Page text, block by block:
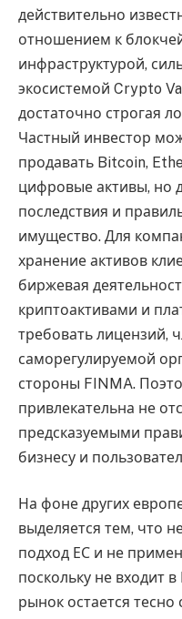
действительно
отношением к
инфраструктурой,
экосистемой Crypto
достаточно строгая
Частный инвестор
продавать Bitcoin,
цифровые активы, но
последствия и
имущество. Для
хранение активов
биржевая
криптоактивами и
требовать лицензий,
саморегулируемой
стороны FINMA.
привлекательна не
предсказуемыми
бизнесу и
На фоне других
выделяется тем, что
подход ЕС и не
поскольку не входит
рынок остается